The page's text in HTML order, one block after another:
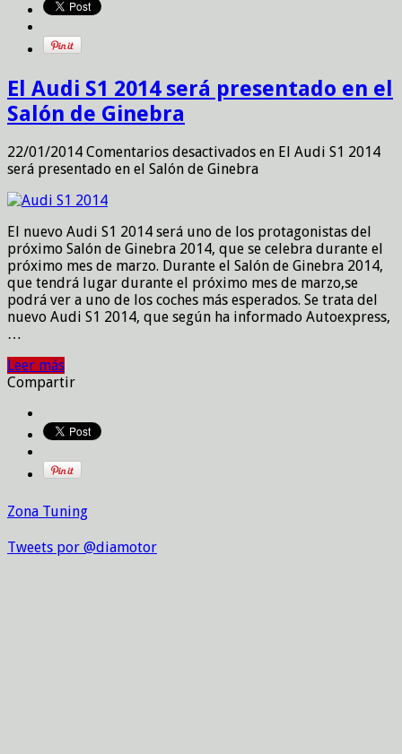
El Audi S1 2014 será presentado en el
Salón de Ginebra
22/01/2014 Comentarios desactivados en El Audi S1 2014
será presentado en el Salón de Ginebra
El nuevo Audi S1 2014 será uno de los protagonistas del
próximo Salón de Ginebra 2014, que se celebra durante el
próximo mes de marzo. Durante el Salón de Ginebra 2014,
que tendrá lugar durante el próximo mes de marzo,se
podrá ver a uno de los coches más esperados. Se trata del
nuevo Audi S1 2014, que según ha informado Autoexpress,
…
Leer más
Compartir
Zona Tuning
Tweets por @diamotor